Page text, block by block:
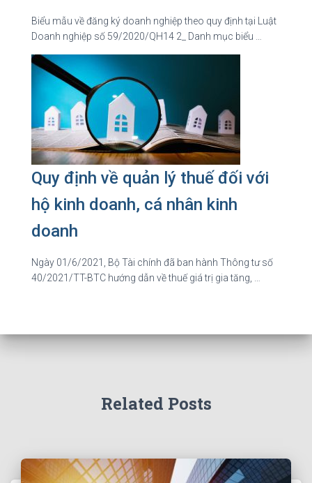
Biểu mẫu về đăng ký doanh nghiệp theo quy định tại Luật
Doanh nghiệp số 59/2020/QH14 2_ Danh mục biểu …
Quy định về quản lý thuế đối với
hộ kinh doanh, cá nhân kinh
doanh
Ngày 01/6/2021, Bộ Tài chính đã ban hành Thông tư số
40/2021/TT-BTC hướng dẫn về thuế giá trị gia tăng, …
Related Posts